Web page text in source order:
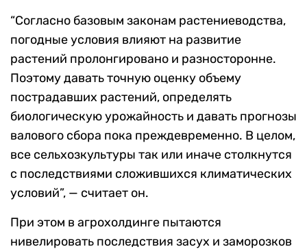
“Согласно базовым законам растениеводства,
погодные условия влияют на развитие
растений пролонгировано и разносторонне.
Поэтому давать точную оценку объему
пострадавших растений, определять
биологическую урожайность и давать прогнозы
валового сбора пока преждевременно. В целом,
все сельхозкультуры так или иначе столкнутся
с последствиями сложившихся климатических
условий”, — считает он.
При этом в агрохолдинге пытаются
нивелировать последствия засух и заморозков